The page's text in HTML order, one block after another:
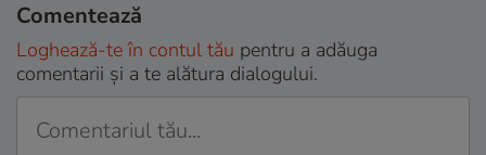
Comentează
Loghează-te în contul tău pentru a adăuga
comentarii și a te alătura dialogului.